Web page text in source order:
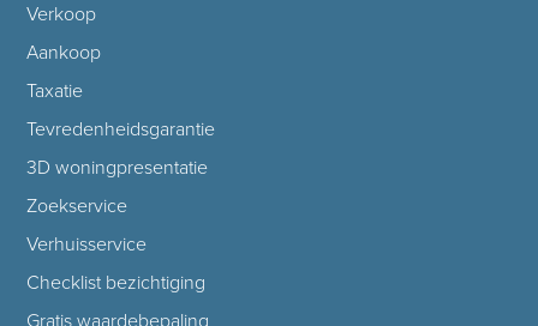
Verkoop
Aankoop
Taxatie
Tevredenheidsgarantie
3D woningpresentatie
Zoekservice
Verhuisservice
Checklist bezichtiging
Gratis waardebepaling